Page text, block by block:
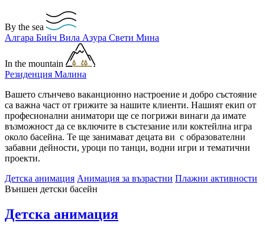
By the sea
Алгара Бийч Вила Азура Свети Мина
In the mountain
Резиденция Малина
Вашето слънчево ваканционно настроение и добро състояние
са важна част от грижите за нашите клиенти. Нашият екип от
професионални аниматори ще се погрижи винаги да имате
възможност да се включите в състезание или коктейлна игра
около басейна. Те ще занимават децата ви с образователни
забавни дейности, уроци по танци, водни игри и тематични
проекти.
Детска анимация Анимация за възрастни Плажни активности
Външен детски басейн
Детска анимация